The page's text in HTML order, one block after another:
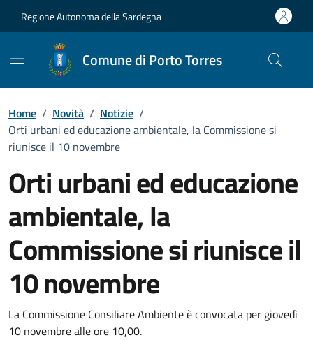
Regione Autonoma della Sardegna
Comune di Porto Torres
Home / Novità / Notizie /
Orti urbani ed educazione ambientale, la Commissione si
riunisce il 10 novembre
Orti urbani ed educazione
ambientale, la
Commissione si riunisce il
10 novembre
Dettagli della notizia
La Commissione Consiliare Ambiente è convocata per giovedì
10 novembre alle ore 10,00.